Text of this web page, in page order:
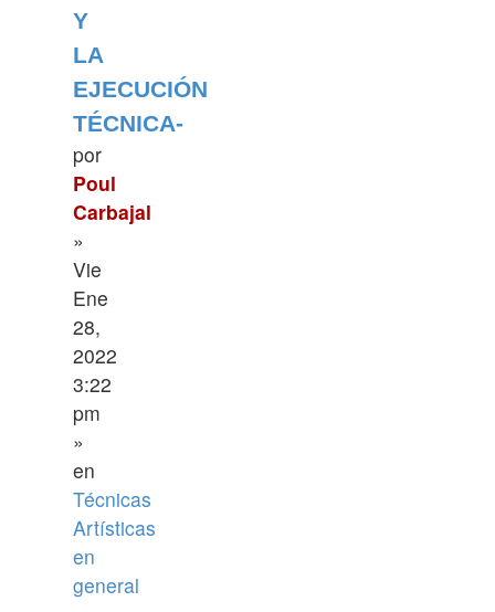
Y
LA
EJECUCIÓN
TÉCNICA-
por
Poul
Carbajal
»
Vie
Ene
28,
2022
3:22
pm
»
en
Técnicas
Artísticas
en
general